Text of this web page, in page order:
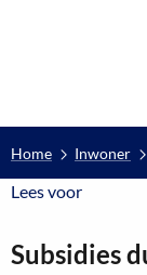
Home Inwoner
Lees voorLees voor
Subsidies